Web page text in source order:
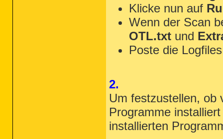
Klicke nun auf
Wenn der Scan
OTL.txt und
Poste die
2.
Um festzustellen, ob
Programme
installierten